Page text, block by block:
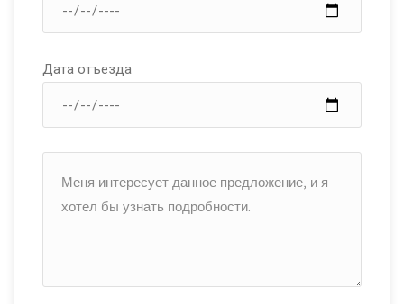
Дата отъезда